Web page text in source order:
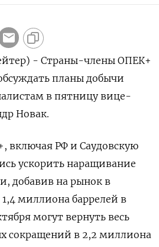
- Страны-члены ОПЕК+
планы добычи
в пятницу вице-
Новак.
включая РФ и Саудовскую
ускорить наращивание
добавив на рынок в
миллиона баррелей в
могут вернуть весь
сокращений в 2,2 миллиона